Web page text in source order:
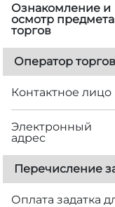
Ознакомление и
осмотр предмета
торгов
Оператор торгов
Контактное лицо
Электронный
адрес
Перечисление
Оплата задатка